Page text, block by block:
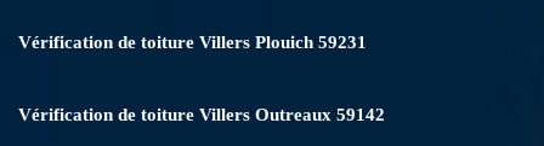
Vérification de toiture Villers Plouich 59231
Vérification de toiture Villers Outreaux 59142